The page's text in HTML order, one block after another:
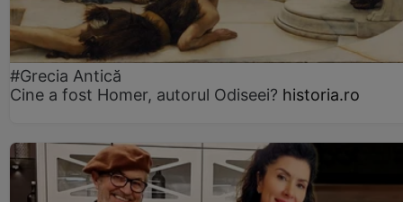
#Grecia Antică
Cine a fost Homer, autorul Odiseei? historia.ro